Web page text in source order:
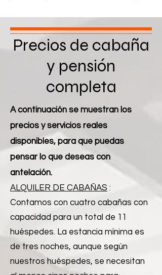
Precios de cabaña
y pensión
completa
A continuación se muestran los
precios y servicios reales
disponibles, para que puedas
pensar lo que deseas con
antelación.
ALQUILER DE CABAÑAS :
Contamos con cuatro cabañas con
capacidad para un total de 11
huéspedes. La estancia mínima es
de tres noches, aunque según
nuestros huéspedes, se necesitan